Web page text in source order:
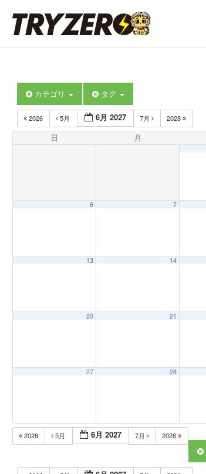
カテゴリ タグ
2026 5月 6月 2027 7月 2028
日 月
6 7
13 14
20 21
27 28
2026 5月 6月 2027 7月 2028